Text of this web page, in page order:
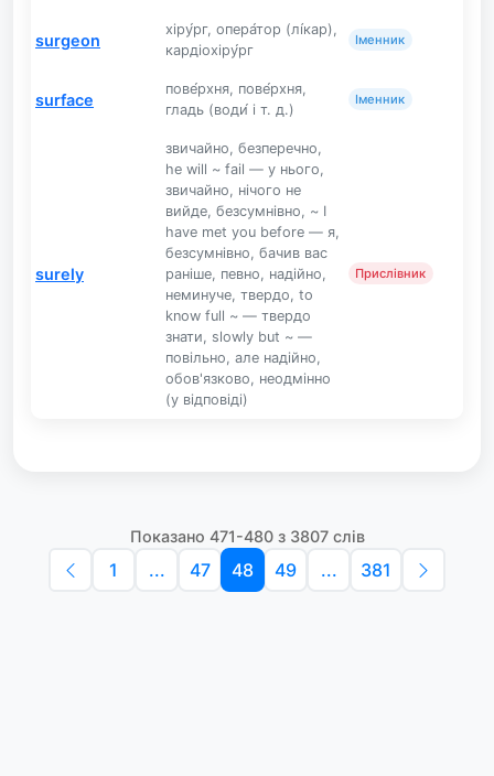
surgeon
хіру́рг, опера́тор (лі́кар),
кардіохіру́рг
Іменник
surface
пове́рхня, пове́рхня,
гладь (води́ і т. д.)
Іменник
surely
звичайно, безперечно,
he will ~ fail — у нього,
звичайно, нічого не
вийде, безсумнівно, ~ I
have met you before — я,
безсумнівно, бачив вас
раніше, певно, надійно,
неминуче, твердо, to
know full ~ — твердо
знати, slowly but ~ —
повільно, але надійно,
обов'язково, неодмінно
(у відповіді)
Прислівник
Показано 471-480 з 3807 слів
1 ... 47 48 49 ... 381